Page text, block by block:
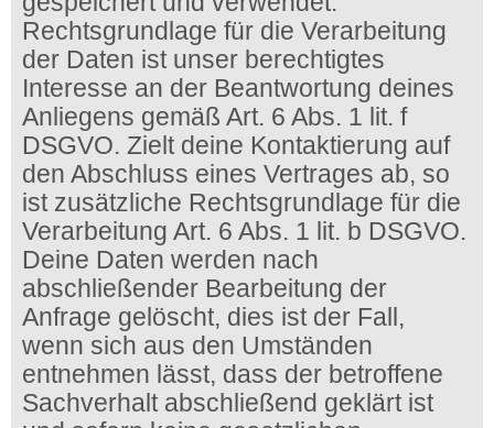
Rechtsgrundlage für die Verarbeitung
der Daten ist unser berechtigtes
Interesse an der Beantwortung deines
Anliegens gemäß Art. 6 Abs. 1 lit. f
DSGVO. Zielt deine Kontaktierung auf
den Abschluss eines Vertrages ab, so
ist zusätzliche Rechtsgrundlage für die
Verarbeitung Art. 6 Abs. 1 lit. b DSGVO.
Deine Daten werden nach
abschließender Bearbeitung der
Anfrage gelöscht, dies ist der Fall,
wenn sich aus den Umständen
entnehmen lässt, dass der betroffene
Sachverhalt abschließend geklärt ist